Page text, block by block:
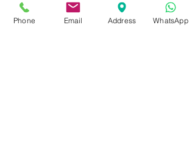
Phone Email Address WhatsApp